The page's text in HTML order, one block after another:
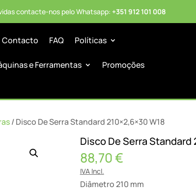
contacte-nos pelo Whatsapp: +351 912 101 008
Contacto FAQ Políticas
e Ferramentas
Promoções
/ Disco De Serra Standard 210×2,6×30 W18
Disco De Serra Standard
88,70€
IVA Incl.
Diâmetro 210 mm